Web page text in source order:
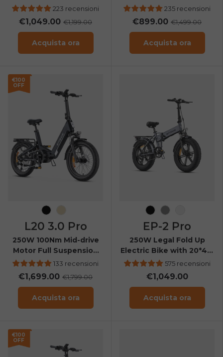
sensore di coppia, e-
bike fuoristrada
223 recensioni
€1,049.00 €1,199.00
Acquista ora
Range All-Weather City
E-Bike
235 recensioni
€899.00 €1,499.00
Acquista ora
€100
OFF
L20 3.0 Pro
250W 100Nm Mid-drive
Motor Full Suspension
Compact E-bike
133 recensioni
€1,699.00 €1,799.00
Acquista ora
EP-2 Pro
250W Legal Fold Up
Electric Bike with 20*4.0
Fat Tires & 120KM Range
575 recensioni
€1,049.00
Acquista ora
€100
OFF